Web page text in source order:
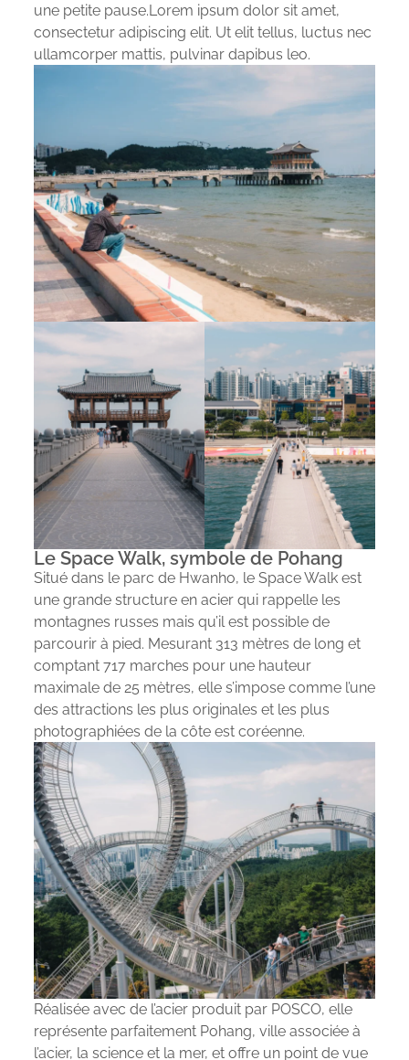
une petite pause.Lorem ipsum dolor sit amet,
consectetur adipiscing elit. Ut elit tellus, luctus nec
ullamcorper mattis, pulvinar dapibus leo.
Le Space Walk, symbole de Pohang
Situé dans le parc de Hwanho, le Space Walk est
une grande structure en acier qui rappelle les
montagnes russes mais qu’il est possible de
parcourir à pied. Mesurant 313 mètres de long et
comptant 717 marches pour une hauteur
maximale de 25 mètres, elle s’impose comme l’une
des attractions les plus originales et les plus
photographiées de la côte est coréenne.
Réalisée avec de l’acier produit par POSCO, elle
représente parfaitement Pohang, ville associée à
l’acier, la science et la mer, et offre un point de vue